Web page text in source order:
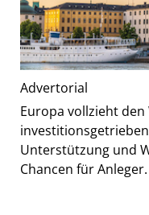
Advertorial
Europa vollzieht
Unterstützung und
Chancen für Anleger.